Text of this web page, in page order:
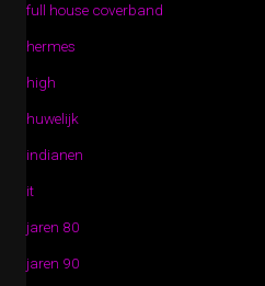
full house coverband
hermes
high
huwelijk
indianen
it
jaren 80
jaren 90